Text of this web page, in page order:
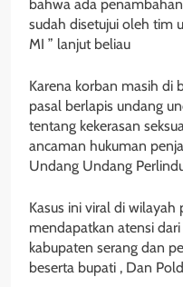
bahwa ada
sudah disetujui oleh tim
MI ” lanjut beliau
Karena korban masih di
pasal berlapis undang
tentang kekerasan
ancaman hukuman
Undang Undang
Kasus ini viral di
mendapatkan atensi
kabupaten serang dan
beserta bupati , Dan